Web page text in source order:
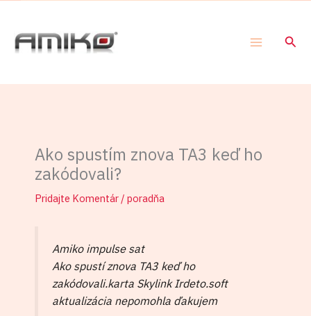
Ako spustím znova TA3 keď ho
zakódovali?
Pridajte Komentár / poradňa
Amiko impulse sat
Ako spustí znova TA3 keď ho
zakódovali.karta Skylink Irdeto.soft
aktualizácia nepomohla ďakujem